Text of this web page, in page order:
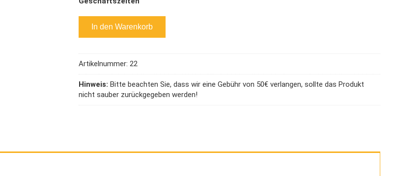
In den Warenkorb
Artikelnummer: 22
Hinweis: Bitte beachten Sie, dass wir eine Gebühr von 50€ verlangen, sollte das Produkt
nicht sauber zurückgegeben werden!